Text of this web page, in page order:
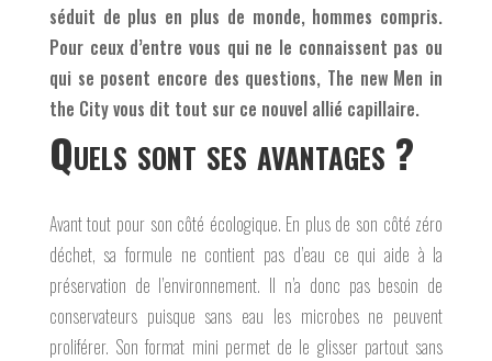
séduit de plus en plus de monde, hommes compris.
Pour ceux d’entre vous qui ne le connaissent pas ou
qui se posent encore des questions, The new Men in
the City vous dit tout sur ce nouvel allié capillaire.
Quels sont ses avantages ?
Avant tout pour son côté écologique. En plus de son côté zéro
déchet, sa formule ne contient pas d’eau ce qui aide à la
préservation de l’environnement. Il n’a donc pas besoin de
conservateurs puisque sans eau les microbes ne peuvent
proliférer. Son format mini permet de le glisser partout sans